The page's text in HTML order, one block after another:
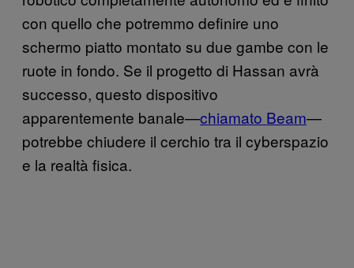
con quello che potremmo definire uno
schermo piatto montato su due gambe con le
ruote in fondo. Se il progetto di Hassan avrà
successo, questo dispositivo
apparentemente banale—chiamato Beam—
potrebbe chiudere il cerchio tra il cyberspazio
e la realtà fisica.